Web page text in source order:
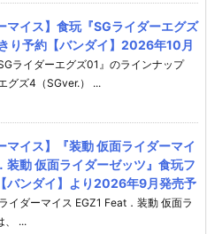
マイス】食玩『SGライダーエグズ
り予約【バンダイ】2026年10月
SGライダーエグズ01』のラインナップ
グズ4（SGver.） ...
マイス】『装動 仮面ライダーマイ
装動 仮面ライダーゼッツ』食玩フ
バンダイ】より2026年9月発売予
イダーマイス EGZ1 Feat．装動 仮面ラ
、 ...